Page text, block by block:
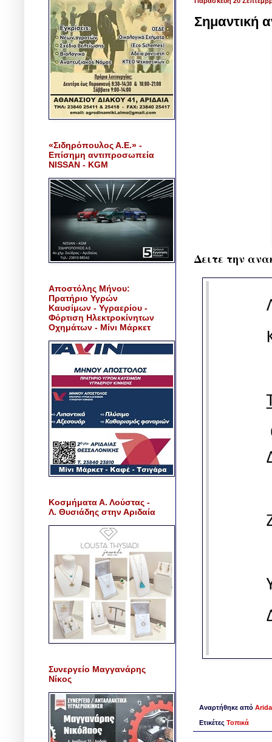
Σημαντική
Δειτε την
Αναρτήθηκε από
Ετικέτες Τοπικά
«Σιδηρόπουλος Α.Ε.» -
Επίσημη αντιπροσωπεία
NISSAN - KGM
Αποστόλης Μήνου:
Πρατήριο Υγρών
Καυσίμων - Υγραερίου -
Φόρτιση Ηλεκτροκίνητων
Οχημάτων - Μίνι Μάρκετ
Κοσμήματα Α. Λούστας -
Λ. Θυσιάδης στην Αριδαία
Συνεργείο Μαγγανάρης
Νίκος